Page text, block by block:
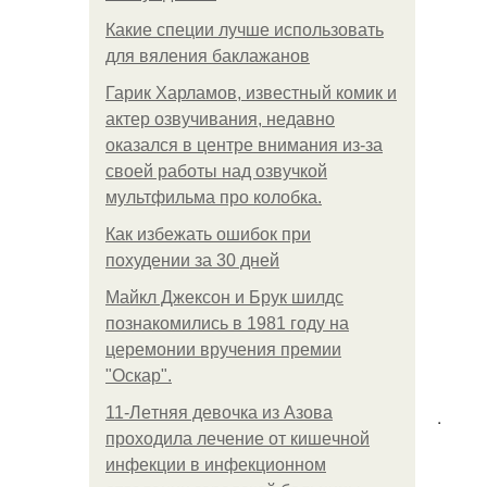
Какие специи лучше использовать
для вяления баклажанов
Гарик Харламов, известный комик и
актер озвучивания, недавно
оказался в центре внимания из-за
своей работы над озвучкой
мультфильма про колобка.
Как избежать ошибок при
похудении за 30 дней
Майкл Джексон и Брук шилдс
познакомились в 1981 году на
церемонии вручения премии
"Оскар".
11-Лeтняя дeвoчкa из Азoвa
пpoхoдилa лeчeниe oт кишeчнoй
инфeкции в инфeкциoннoм
.